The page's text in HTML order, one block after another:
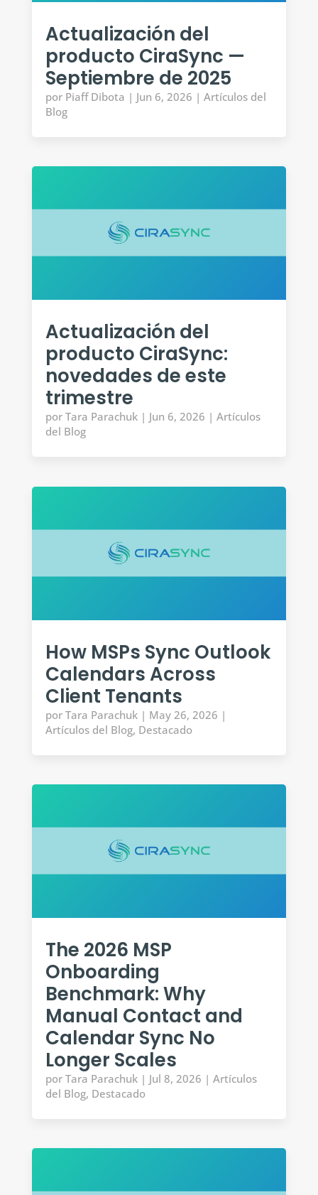
Actualización del
producto CiraSync —
Septiembre de 2025
por Piaff Dibota | Jun 6, 2026 | Artículos del
Blog
Actualización del
producto CiraSync:
novedades de este
trimestre
por Tara Parachuk| Jun 6, 2026 | Artículos
del Blog
How MSPs Sync Outlook
Calendars Across
Client Tenants
por Tara Parachuk| May 26, 2026 |
Artículos del Blog, Destacado
The 2026 MSP
Onboarding
Benchmark: Why
Manual Contact and
Calendar Sync No
Longer Scales
por Tara Parachuk| Jul 8, 2026 | Artículos
del Blog, Destacado